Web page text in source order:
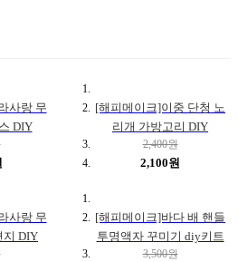
사랑 무
DIY
[해피메이크]이중 단청 노
리개 가방고리 DIY
2,400원
2,100원
사랑 무
지 DIY
[해피메이크]바다 배 핸들
투명액자 꾸미기 diy키트
3,500원